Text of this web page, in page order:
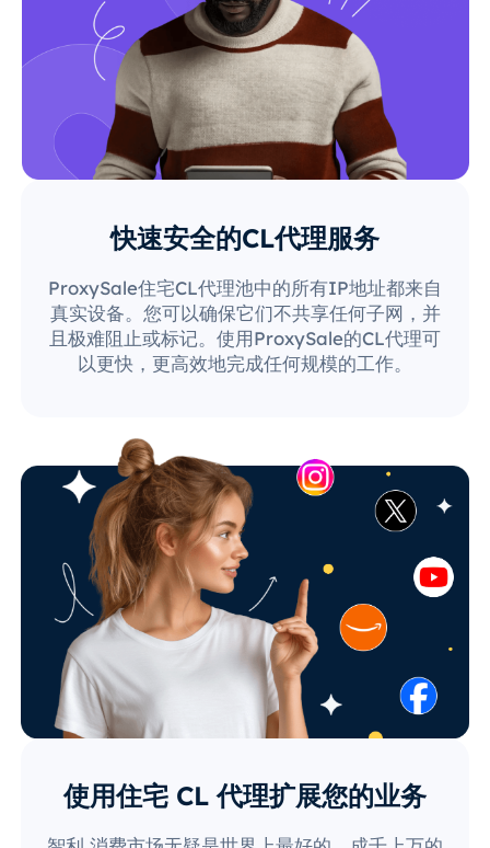
快速安全的CL代理服务
ProxySale住宅CL代理池中的所有IP地址都来自
真实设备。您可以确保它们不共享任何子网，并
且极难阻止或标记。使用ProxySale的CL代理可
以更快，更高效地完成任何规模的工作。
使用住宅 CL 代理扩展您的业务